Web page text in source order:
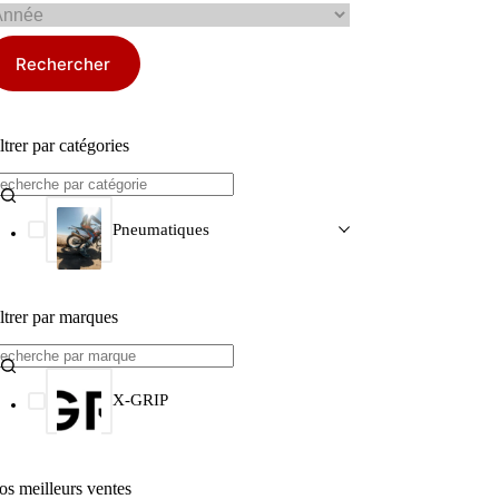
Rechercher
par catégories
Pneumatiques
par marques
X-GRIP
meilleurs ventes